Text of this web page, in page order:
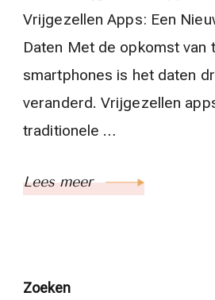
Vrijgezellen Apps: Een
Daten Met de opkomst van
smartphones is het daten
veranderd. Vrijgezellen
traditionele …
Lees meer
Zoeken